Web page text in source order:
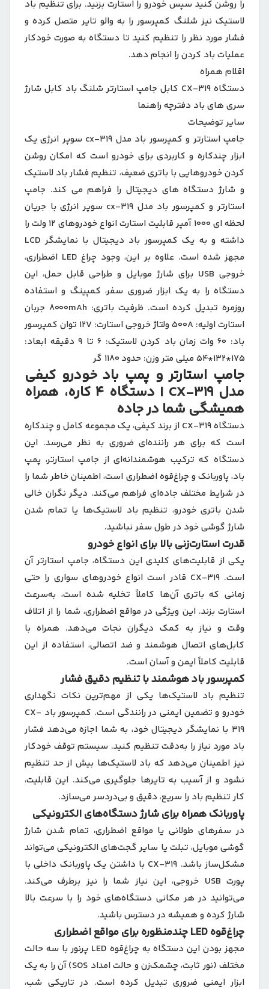
را روشن کنید سپس خودرو را استارت بزنید. برای تنظیم باد
لاستیک نیز شلنگ کمپرسور را به والو تایر متصل کرده و
فشار مورد نظر را تنظیم کنید تا دستگاه به صورت خودکار
عملیات باد کردن را انجام دهد.
اقلام همراه
دستگاه CX-۳۱۹ کابل جامپ استارتر شلنگ باد کابل شارژ
سری های باد دفترچه راهنما
سایر توضیحات
جامپ استارتر و کمپرسور باد مدل cx-۳۱۹ سوپر انرژی یک
ابزار چندکاره و کاربردی برای خودرو است که امکان روشن
کردن خودروهایی با باتری ضعیف، تنظیم فشار باد لاستیک
و شارژ دستگاه های دیجیتال را فراهم می کند. جامپ
استارتر و کمپرسور باد مدل cx-۳۱۹ سوپر انرژی با جریان
لحظه ای ۱۰۰۰ آمپر قابلیت استارت انواع خودروهای ۱۲ ولت را
داشته و به یک کمپرسور باد دیجیتال با نمایشگر LCD
مجهز شده است. علاوه بر این، وجود چراغ LED اضطراری،
خروجی USB برای شارژ موبایل و طراحی قابل حمل، این
دستگاه را به یک ابزار ضروری سفر، کمپینگ و استفاده
روزمره تبدیل کرده است. ظرفیت باتری: ۸۰۰۰mAh جربان
استارت اولیه: ۵۰۰A ولتاژ خروجی استارت: ۱۲V توان کمپرسور
باد: ۶۰ وات زمان باد کردن لاستیک: ۶ تا ۹ دقیقه ابعاد:
۱۷۵*۱۳۲*۵۴ میلی متر وزن: حدود ۱۱۸۰ گر
جامپ استارتر و پمپ باد خودرو کیفی
مدل CX-319 | دستگاه 4 کاره، همراه
همیشگی شما در جاده
دستگاه CX-319 از برند کیفی، یک مجموعه کامل و چندکاره
است که برای هر راننده‌ای ضروری به نظر می‌رسد. این
دستگاه که ترکیب هوشمندانه‌ای از جامپ استارتر، پمپ
باد، پاوربانک و چراغ‌قوه اضطراری است، اطمینان خاطر شما را
در شرایط مختلف جاده‌ای فراهم می‌کند. دیگر نگران خالی
شدن باتری خودرو، تنظیم باد لاستیک‌ها یا تمام شدن
شارژ گوشی خود در طول سفر نباشید.
قدرت استارت‌زنی بالا برای انواع خودرو
یکی از قابلیت‌های کلیدی این دستگاه، جامپ استارتر آن
است. CX-319 قادر است انواع خودروهای سواری را حتی
زمانی که باتری آن‌ها کاملاً تخلیه شده است، به‌سرعت
استارت بزند. این ویژگی در مواقع اضطراری، شما را از اتلاف
وقت و نیاز به کمک دیگران نجات می‌دهد. همراه با
کابل‌های اتصال هوشمند و ضد اتصالی، استفاده از این
قابلیت کاملاً ایمن و آسان است.
کمپرسور باد هوشمند با تنظیم دقیق فشار
تنظیم باد لاستیک‌ها یکی از مهم‌ترین نکات نگهداری
خودرو و تضمین ایمنی در رانندگی است. کمپرسور باد CX-
319 با نمایشگر دیجیتال خود، به شما اجازه می‌دهد فشار
باد مورد نیاز را به‌دقت تنظیم کنید. سیستم توقف خودکار
نیز اطمینان می‌دهد که باد لاستیک‌ها بیش از حد تنظیم
نشود و از آسیب به تایرها جلوگیری می‌کند. این قابلیت،
کار تنظیم باد را سریع، دقیق و بی‌دردسر می‌سازد.
پاوربانک همراه برای شارژ دستگاه‌های الکترونیکی
در سفرهای طولانی یا مواقع اضطراری، تمام شدن شارژ
گوشی موبایل، تبلت یا سایر گجت‌های الکترونیکی می‌تواند
مشکل‌ساز باشد. CX-319 با داشتن یک پاوربانک داخلی با
پورت USB خروجی، این نیاز شما را نیز برطرف می‌کند.
می‌توانید در هر مکانی دستگاه‌های خود را با سرعت بالا
شارژ کرده و همیشه در دسترس باشید.
چراغ‌قوه LED چندمنظوره برای مواقع اضطراری
مجهز بودن این دستگاه به چراغ‌قوه LED پرنور با سه حالت
مختلف (نور ثابت، چشمک‌زن و حالت امداد SOS) آن را به یک
ابزار ایمنی ضروری تبدیل کرده است. در تاریکی شب،